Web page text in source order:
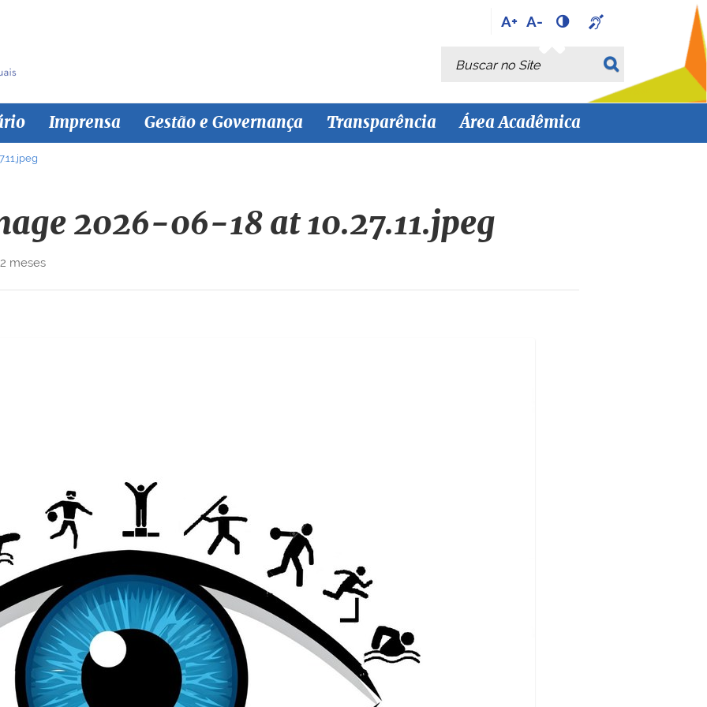
A+ A-
Busca
Busca Avançada…
Imprensa Gestão e Governança Transparência Área Acadêmica
2026-06-18 at 10.27.11.jpeg
meses